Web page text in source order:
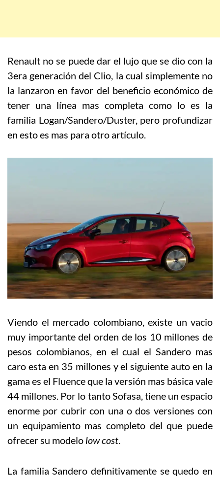
Renault no se puede dar el lujo que se dio con la
3era generación del Clio, la cual simplemente no
la lanzaron en favor del beneficio económico de
tener una línea mas completa como lo es la
familia Logan/Sandero/Duster, pero profundizar
en esto es mas para otro artículo.
Viendo el mercado colombiano, existe un vacio
muy importante del orden de los 10 millones de
pesos colombianos, en el cual el Sandero mas
caro esta en 35 millones y el siguiente auto en la
gama es el Fluence que la versión mas básica vale
44 millones. Por lo tanto Sofasa, tiene un espacio
enorme por cubrir con una o dos versiones con
un equipamiento mas completo del que puede
ofrecer su modelo low cost.
La familia Sandero definitivamente se quedo en